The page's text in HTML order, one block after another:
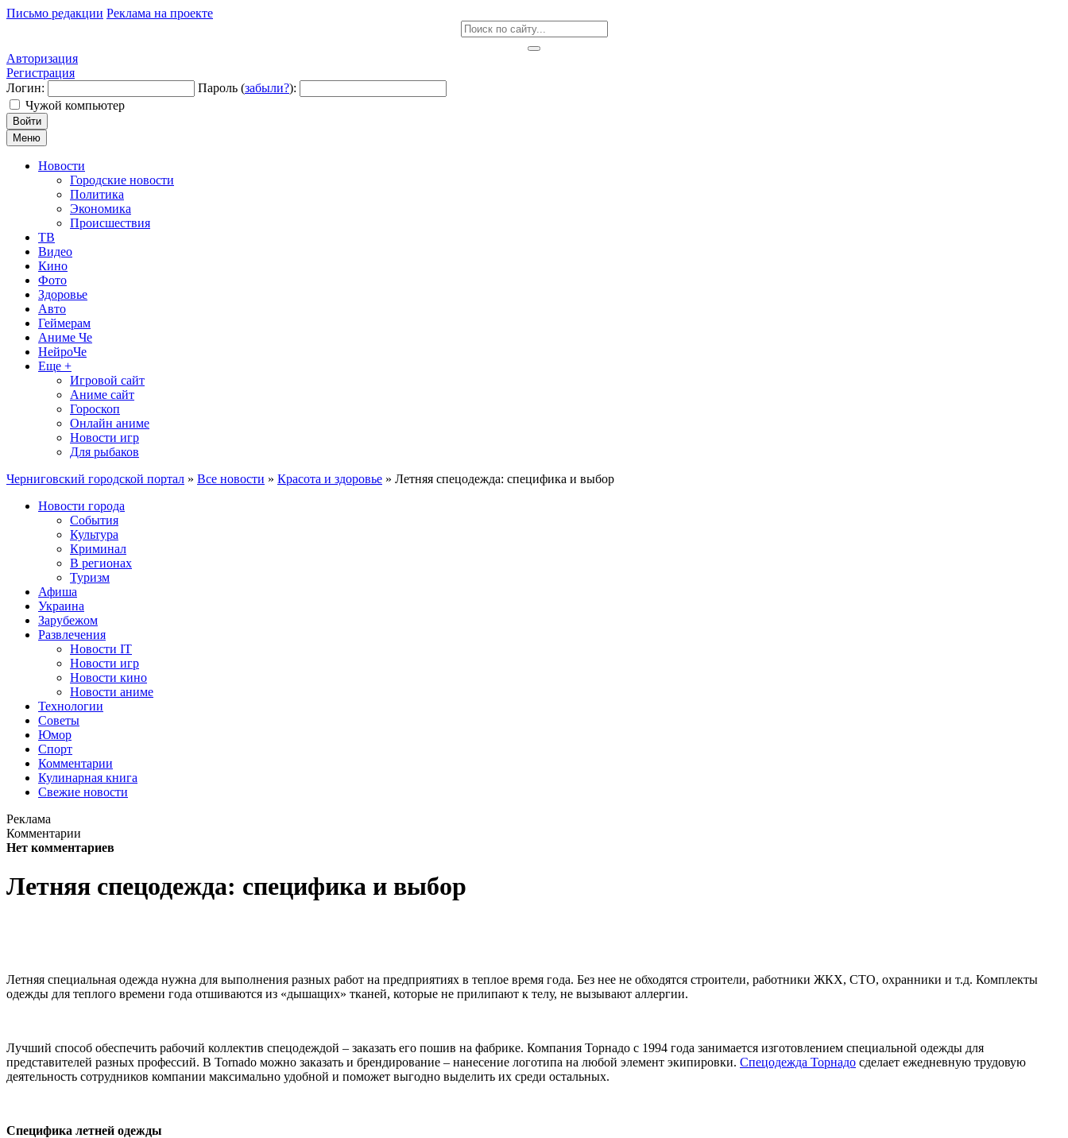
Письмо редакции Реклама на проекте
Авторизация
Регистрация
Логин:
Пароль (забыли?):
Чужой компьютер
Войти
Меню
Новости
Городские новости
Политика
Экономика
Происшествия
ТВ
Видео
Кино
Фото
Здоровье
Авто
Геймерам
Аниме Че
НейроЧе
Еще +
Игровой сайт
Аниме сайт
Гороскоп
Онлайн аниме
Новости игр
Для рыбаков
Черниговский городской портал » Все новости » Красота и здоровье » Летняя спецодежда: специфика и выбор
Новости города
События
Культура
Криминал
В регионах
Туризм
Афиша
Украина
Зарубежом
Развлечения
Новости IT
Новости игр
Новости кино
Новости аниме
Технологии
Советы
Юмор
Спорт
Комментарии
Кулинарная книга
Свежие новости
Реклама
Комментарии
Нет комментариев
Летняя спецодежда: специфика и выбор
Летняя специальная одежда нужна для выполнения разных работ на предприятиях в теплое время года. Без нее не обходятся строители, работники ЖКХ, СТО, охранники и т.д. Комплекты
одежды для теплого времени года отшиваются из «дышащих» тканей, которые не прилипают к телу, не вызывают аллергии.
Лучший способ обеспечить рабочий коллектив спецодеждой – заказать его пошив на фабрике. Компания Торнадо с 1994 года занимается изготовлением специальной одежды для
представителей разных профессий. В Tornado можно заказать и брендирование – нанесение логотипа на любой элемент экипировки. Спецодежда Торнадо сделает ежедневную трудовую
деятельность сотрудников компании максимально удобной и поможет выгодно выделить их среди остальных.
Специфика летней одежды